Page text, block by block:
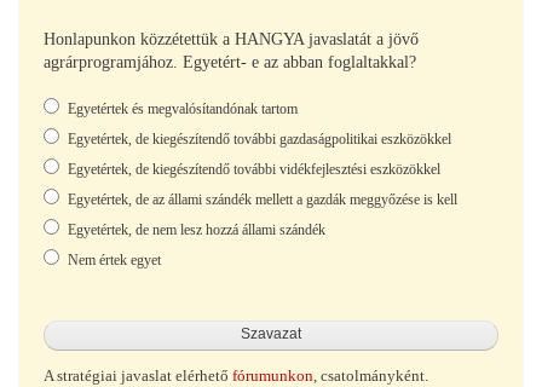
Honlapunkon közzétettük a HANGYA javaslatát a jövő
agrárprogramjához. Egyetért- e az abban foglaltakkal?
Választások
Egyetértek és megvalósítandónak tartom
Egyetértek, de kiegészítendő további gazdaságpolitikai eszközökkel
Egyetértek, de kiegészítendő további vidékfejlesztési eszközökkel
Egyetértek, de az állami szándék mellett a gazdák meggyőzése is kell
Egyetértek, de nem lesz hozzá állami szándék
Nem értek egyet
A stratégiai javaslat elérhető fórumunkon , csatolmányként.